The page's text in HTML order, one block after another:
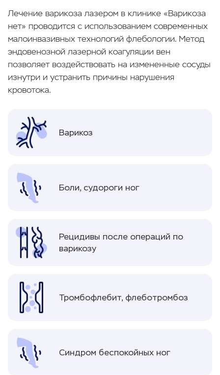
Лечение варикоза лазером в клинике «Варикоза
нет» проводится с использованием современных
малоинвазивных технологий флебологии. Метод
эндовенозной лазерной коагуляции вен
позволяет воздействовать на измененные сосуды
изнутри и устранить причины нарушения
кровотока.
Варикоз
Боли, судороги ног
Рецидивы после операций по
варикозу
Тромбофлебит, флеботромбоз
Синдром беспокойных ног